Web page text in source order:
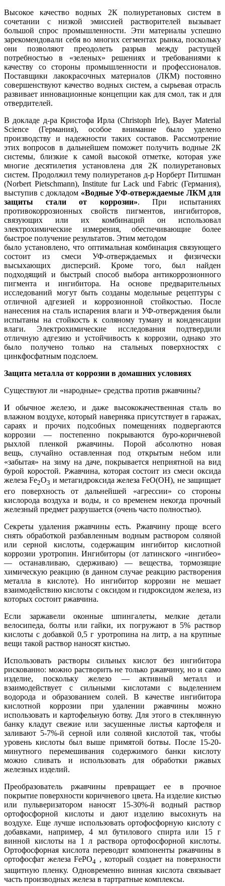
Высокое качество водных 2К полиуретановых систем в
сочетании с низкой эмиссией растворителей вызывает
большой спрос промышленности. Эти материалы успешно
зарекомендовали себя во многих сегментах рынка, поскольку
они позволяют преодолеть разрыв между растущей
потребностью в «зеленых» решениях и требованиями к
качеству со стороны промышленности и профессионалов.
Поставщики лакокрасочных материалов (ЛКМ) постоянно
совершенствуют качество водных систем, а сырьевая отрасль
развивает инновационные концепции как для смол, так и для
отвердителей.
В докладе д-ра Кристофа Ирла (Christoph Irle), Bayer Material
Science (Германия), особое внимание было уделено
производству и надежности таких составов. Рассмотрение
этих вопросов в дальнейшем поможет получить водные 2К
системы, близкие к самой высокой отметке, которая уже
многие десятилетия установлена для 2К полиуретановых
систем. Продолжил тему полиуретанов д-р Норберт Питшман
(Norbert Pietschmann), Institute fur Lack und Fabric (Германия),
выступив с докладом «Водные УФ-отверждаемые ЛКМ для
защиты стали от коррозии». При испытаниях
противокоррозионных свойств пигментов, ингибиторов,
связующих или их комбинаций он использовал
электрохимические измерения, обеспечивающие более
быстрое получение результатов. Этим методом
было установлено, что оптимальная комбинация связующего
состоит из смеси УФ-отверждаемых и физически
высыхающих дисперсий. Кроме того, был найден
подходящий и быстрый способ выбора антикоррозионного
пигмента и ингибитора. На основе предварительных
исследований могут быть созданы модельные рецептуры с
отличной адгезией и коррозионной стойкостью. После
нанесения на сталь испарения влаги и УФ-отверждения были
испытаны на стойкость к соляному туману и конденсации
влаги. Электрохимические исследования подтвердили
отличную адгезию и устойчивость к коррозии, однако это
было получено только на стальных поверхностях с
цинкфосфатным подслоем.
Защита металла от коррозии в домашних условиях
Существуют ли «народные» средства против ржавчины?
И обычное железо, и даже высококачественная сталь во
влажном воздухе, который наверняка присутствует в гаражах,
сараях и прочих подсобных помещениях подвергаются
коррозии — постепенно покрываются буро-коричневой
рыхлой пленкой ржавчины. Порой абсолютно новая
вещь, случайно оставленная под открытым небом или
«забытая» на зиму на даче, покрывается неприятной на вид
бурой коростой. Ржавчина, которая состоит из смеси оксида
железа Fe2O3 и метагидроксида железа FeO(OH), не защищает
его поверхность от дальнейшей «агрессии» со стороны
кислорода воздуха и воды, и со временем некогда прочный
железный предмет разрушается (очень часто полностью).
Секреты удаления ржавчины есть. Ржавчину проще всего
снять обработкой разбавленным водным раствором соляной
или серной кислоты, содержащим ингибитор кислотной
коррозии уротропин. Ингибиторы (от латинского «ингибео»
— останавливаю, сдерживаю) — вещества, тормозящие
химическую реакцию (в данном случае реакцию растворения
металла в кислоте). Но ингибитор коррозии не мешает
взаимодействию кислоты с оксидом и гидроксидом железа, из
которых состоит ржавчина.
Если заржавели оконные шпингалеты, мелкие детали
велосипеда, болты или гайки, их погружают в 5% раствор
кислоты с добавкой 0,5 г уротропина на литр, а на крупные
вещи такой раствор наносят кистью.
Использовать растворы сильных кислот без ингибитора
рискованно: можно растворить не только ржавчину, но и само
изделие, поскольку железо — активный металл и
взаимодействует с сильными кислотами с выделением
водорода и образованием солей. В качестве ингибитора
кислотной коррозии при удалении ржавчины можно
использовать и картофельную ботву. Для этого в стеклянную
банку кладут свежие или засушенные листья картофеля и
заливают 5-7%-й серной или соляной кислотой так, чтобы
уровень кислоты был выше примятой ботвы. После 15-20-
минутного перемешивания содержимого банки кислоту
можно сливать и использовать для обработки ржавых
железных изделий.
Преобразователь ржавчины превращает ее в прочное
покрытие поверхности коричневого цвета. На изделие кистью
или пульверизатором наносят 15-30%-й водный раствор
ортофосфорной кислоты и дают изделию высохнуть на
воздухе. Еще лучше использовать ортофосфорную кислоту с
добавками, например, 4 мл бутилового спирта или 15 г
винной кислоты на 1 л раствора ортофосфорной кислоты.
Ортофосфорная кислота переводит компоненты ржавчины в
ортофосфат железа FePO4 , который создает на поверхности
защитную пленку. Одновременно винная кислота связывает
часть производных железа в тартратные комплексы.